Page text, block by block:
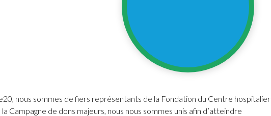
nous sommes de fiers représentants de la Fondation du Centre hospitalier
Campagne de dons majeurs, nous nous sommes unis afin d’atteindre